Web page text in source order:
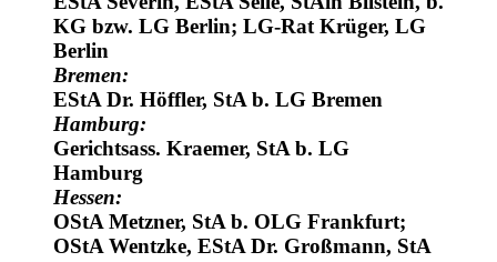
EStA Severin, EStA Selle, StAin Bilstein, b.
KG bzw. LG Berlin; LG-Rat Krüger, LG
Berlin
Bremen:
EStA Dr. Höffler, StA b. LG Bremen
Hamburg:
Gerichtsass. Kraemer, StA b. LG
Hamburg
Hessen:
OStA Metzner, StA b. OLG Frankfurt;